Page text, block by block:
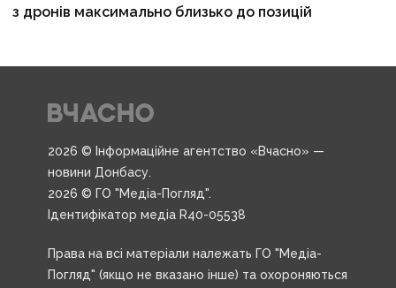
з дронів максимально близько до позицій
2026 © Інформаційне агентство «Вчасно» —
новини Донбасу.
2026 © ГО "Медіа-Погляд".
Ідентифікатор медіа R40-05538
Права на всі матеріали належать ГО "Медіа-
Погляд" (якщо не вказано інше) та охороняються